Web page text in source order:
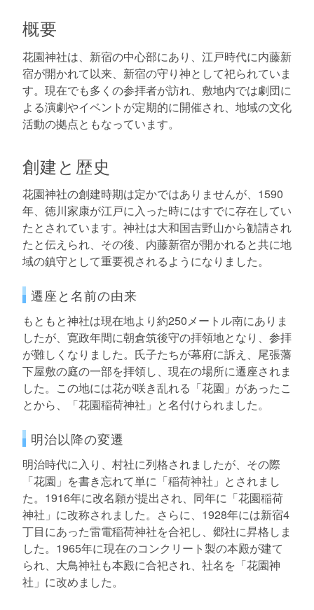
概要
花園神社は、新宿の中心部にあり、江戸時代に内藤新
宿が開かれて以来、新宿の守り神として祀られていま
す。現在でも多くの参拝者が訪れ、敷地内では劇団に
よる演劇やイベントが定期的に開催され、地域の文化
活動の拠点ともなっています。
創建と歴史
花園神社の創建時期は定かではありませんが、1590
年、徳川家康が江戸に入った時にはすでに存在してい
たとされています。神社は大和国吉野山から勧請され
たと伝えられ、その後、内藤新宿が開かれると共に地
域の鎮守として重要視されるようになりました。
遷座と名前の由来
もともと神社は現在地より約250メートル南にありま
したが、寛政年間に朝倉筑後守の拝領地となり、参拝
が難しくなりました。氏子たちが幕府に訴え、尾張藩
下屋敷の庭の一部を拝領し、現在の場所に遷座されま
した。この地には花が咲き乱れる「花園」があったこ
とから、「花園稲荷神社」と名付けられました。
明治以降の変遷
明治時代に入り、村社に列格されましたが、その際
「花園」を書き忘れて単に「稲荷神社」とされまし
た。1916年に改名願が提出され、同年に「花園稲荷
神社」に改称されました。さらに、1928年には新宿4
丁目にあった雷電稲荷神社を合祀し、郷社に昇格しま
した。1965年に現在のコンクリート製の本殿が建て
られ、大鳥神社も本殿に合祀され、社名を「花園神
社」に改めました。